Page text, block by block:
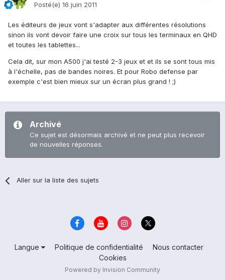
Posté(e) 16 juin 2011
Les éditeurs de jeux vont s'adapter aux différentes résolutions
sinon ils vont devoir faire une croix sur tous les terminaux en QHD
et toutes les tablettes...
Cela dit, sur mon A500 j'ai testé 2-3 jeux et et ils se sont tous mis
à l'échelle, pas de bandes noires. Et pour Robo defense par
exemple c'est bien mieux sur un écran plus grand ! ;)
Archivé
Ce sujet est désormais archivé et ne peut plus recevoir
de nouvelles réponses.
Aller sur la liste des sujets
Langue Politique de confidentialité
Nous contacter
Cookies
Powered by Invision Community